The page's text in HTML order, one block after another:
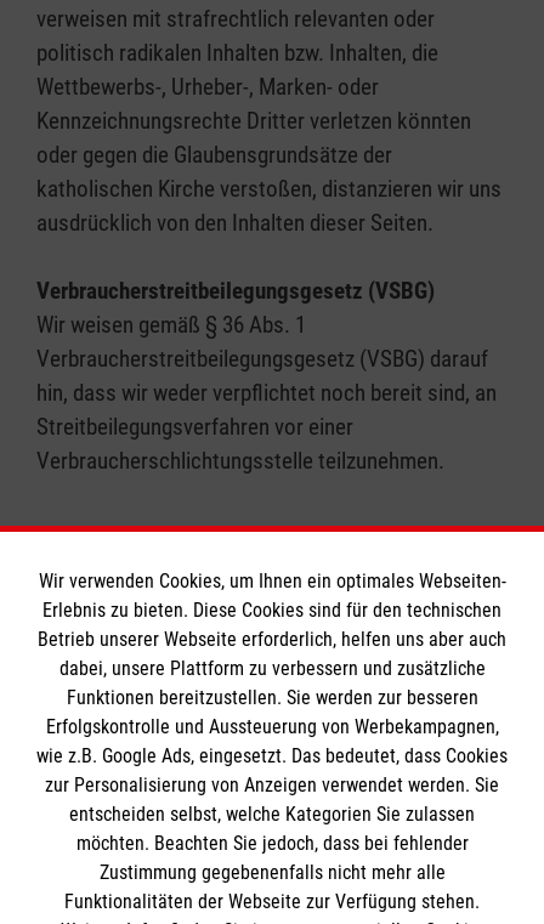
verweisen mit strafrechtlich relevanten oder
politisch radikalen Inhalten bzw. Inhalten, die
Wettbewerbs-, Urheber-, Marken- oder
Kennzeichnungsrechte Dritter verletzen könnten
oder gegen die Glaubensgrundsätze der
katholischen Kirche verstoßen, distanzieren wir uns
ausdrücklich von den Inhalten dieser Seiten.
Verbraucherstreitbeilegungsgesetz (VSBG)
Wir weisen gemäß § 36 Abs. 1
Verbraucherstreitbeilegungsgesetz (VSBG) darauf
hin, dass wir weder verpflichtet noch bereit sind, an
Streitbeilegungsverfahren vor einer
Verbraucherschlichtungsstelle teilzunehmen.
Informationen
Impressum
Datenschutz
Kontakt
Barrierefreiheit
Die Malteser
Malteser in Deutschland
Malteserorden
Spendenkonto
Wir verwenden Cookies, um Ihnen ein optimales Webseiten-
Erlebnis zu bieten. Diese Cookies sind für den technischen
Betrieb unserer Webseite erforderlich, helfen uns aber auch
dabei, unsere Plattform zu verbessern und zusätzliche
Funktionen bereitzustellen. Sie werden zur besseren
Erfolgskontrolle und Aussteuerung von Werbekampagnen,
wie z.B. Google Ads, eingesetzt. Das bedeutet, dass Cookies
zur Personalisierung von Anzeigen verwendet werden. Sie
entscheiden selbst, welche Kategorien Sie zulassen
möchten. Beachten Sie jedoch, dass bei fehlender
Zustimmung gegebenenfalls nicht mehr alle
Funktionalitäten der Webseite zur Verfügung stehen.